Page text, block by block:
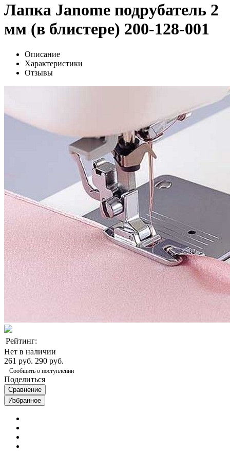
Лапка Janome подрубатель 2
мм (в блистере) 200-128-001
Описание
Характеристики
Отзывы
Рейтинг:
Нет в наличии
261 руб. 290 руб.
Сообщить о поступлении
Поделиться
Сравнение
Избранное